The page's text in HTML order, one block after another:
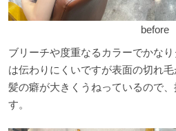
before
ブリーチや度重なるカラーでかな
は伝わりにくいですが表面の切れ
髪の癖が大きくうねっているので
す。